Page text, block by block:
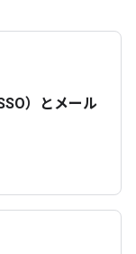
）とメール